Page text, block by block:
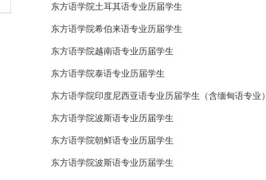
东方语学院土耳其语专业历届学生
东方语学院希伯来语专业历届学生
东方语学院越南语专业历届学生
东方语学院泰语专业历届学生
东方语学院印度尼西亚语专业历届学生（含缅甸语专业）
东方语学院波斯语专业历届学生
东方语学院朝鲜语专业历届学生
东方语学院波斯语专业历届学生